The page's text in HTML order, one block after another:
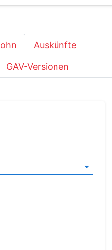
Auskünfte
GAV-Versionen